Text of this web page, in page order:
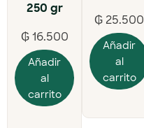
250 gr
₲16.500
Añadir
al
carrito
₲ 25.500
Añadir
al
carrito